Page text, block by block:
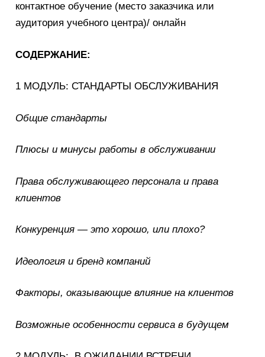
контактное обучение (место заказчика или
аудитория учебного центра)/ онлайн
СОДЕРЖАНИЕ:
1 МОДУЛЬ: СТАНДАРТЫ ОБСЛУЖИВАНИЯ
Общие стандарты
Плюсы и минусы работы в обслуживании
Права обслуживающего персонала и права
клиентов
Конкуренция — это хорошо, или плохо?
Идеология и бренд компаний
Факторы, оказывающие влияние на клиентов
Возможные особенности сервиса в будущем